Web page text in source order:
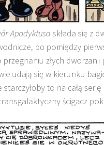
Apodyktusa składa się z
bo pomiędzy
przegnaniu złych
udają się w kierunku
to na całą
ścigacz